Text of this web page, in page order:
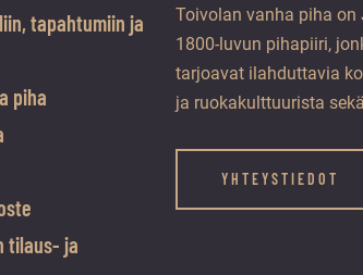
tapahtumiin ja
piha
tilaus- ja
Toivolan vanha piha
1800-luvun pihapiiri,
tarjoavat ilahduttavia
ja ruokakulttuurista
YHTEYSTIEDOT